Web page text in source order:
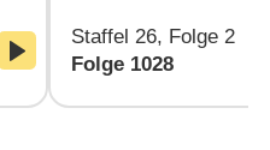
Staffel 26, Folge 2
Folge 1028